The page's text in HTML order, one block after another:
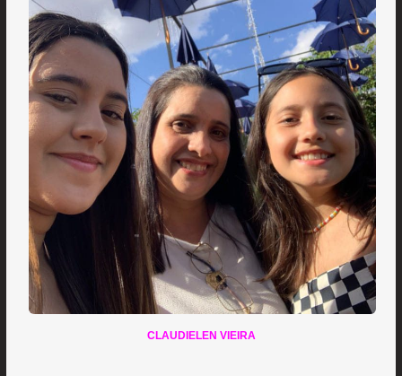
CLAUDIELEN VIEIRA